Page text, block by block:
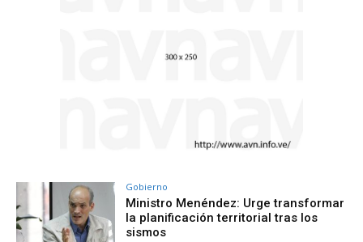
Gobierno
Ministro Menéndez: Urge transformar
la planificación territorial tras los
sismos